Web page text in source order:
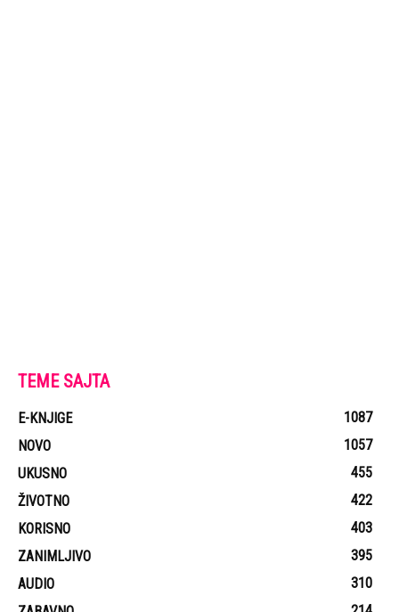
TEME SAJTA
E-KNJIGE
1087
NOVO
1057
UKUSNO
455
ŽIVOTNO
422
KORISNO
403
ZANIMLJIVO
395
AUDIO
310